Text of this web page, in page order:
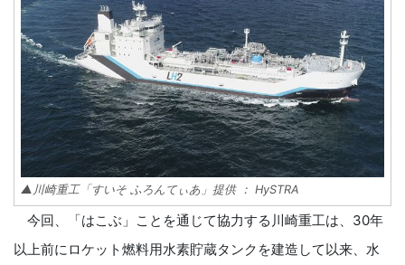
▲川崎重工「すいそ ふろんてぃあ」提供 ： HySTRA
今回、「はこぶ」ことを通じて協力する川崎重工は、30年
以上前にロケット燃料用水素貯蔵タンクを建造して以来、水